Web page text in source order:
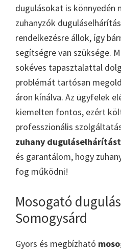
dugulásokat is könnyedén
zuhanyzók
rendelkezésre állok, így
segítségre van szüksége.
sokéves tapasztalattal
problémát tartósan
áron kínálva. Az ügyfelek
kiemelten fontos, ezért
professzionális
zuhany
és garantálom, hogy
fog működni!
Mosogató
Somogysárd
Gyors és megbízható